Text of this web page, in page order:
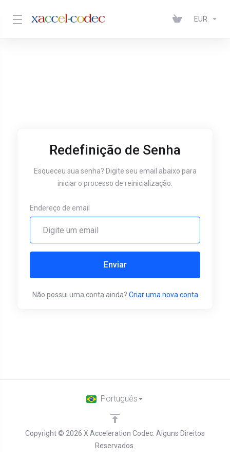
EUR
Redefinição de Senha
Esqueceu sua senha? Digite seu email abaixo para
iniciar o processo de reinicialização.
Endereço de email
Enviar
Não possui uma conta ainda? Criar uma nova conta
Copyright © 2026 X Acceleration Codec. Alguns Direitos
Reservados.
Português